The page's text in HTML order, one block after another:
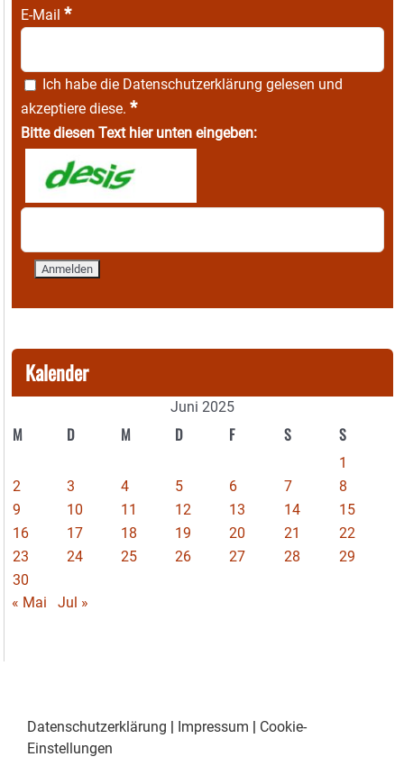
E-Mail *
Ich habe die Datenschutzerklärung gelesen und
akzeptiere diese. *
Bitte diesen Text hier unten eingeben:
Kalender
Juni 2025
M D M D F S S
1
2
3 4 5 6 7
8
9
10 11 12 13 14
15
16
17 18 19 20 21
22
23
24 25 26 27 28
29
30
« Mai
Jul »
Datenschutzerklärung | Impressum | Cookie-
Einstellungen